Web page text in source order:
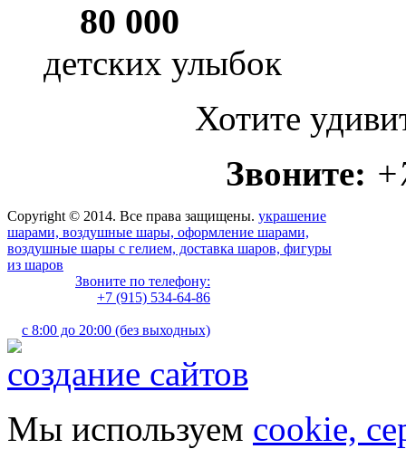
80 000
детских улыбок
Хотите
Звоните:
Copyright © 2014. Все права защищены. украшение
шарами, воздушные шары, оформление шарами,
воздушные шары с гелием, доставка шаров, фигуры
из шаров
Звоните по телефону:
+7 (915) 534-64-86
с 8:00 до 20:00 (без выходных)
создание сайтов
Мы используем cookie,